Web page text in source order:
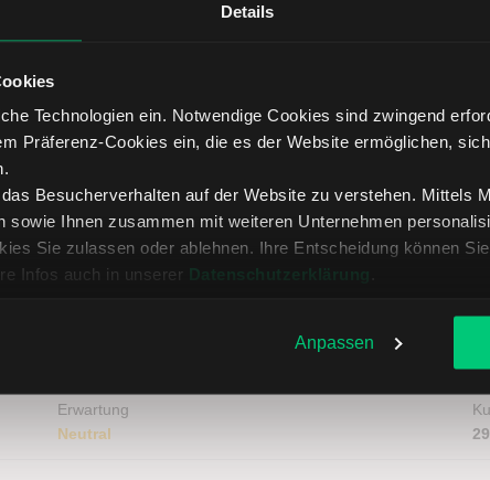
Details
Technologien ein. Notwendige Cookies sind zwingend
Präferenz-Cookies ein, die es der Website ermöglichen,
Besucherverhalten auf der Website zu verstehen. Mittels
sowie Ihnen zusammen mit weiteren Unternehmen
Sie zulassen oder ablehnen. Ihre Entscheidung können
Infos auch in unserer Datenschutzerklärung
Anpassen
Erwartung
Untertreibung gelaufen?
Erwartung
Neutral